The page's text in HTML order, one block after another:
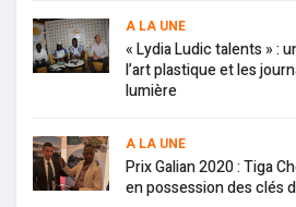
A LA UNE
« Lydia Ludic talents » :
l’art plastique et les
lumière
A LA UNE
Prix Galian 2020 : Tiga
en possession des clés